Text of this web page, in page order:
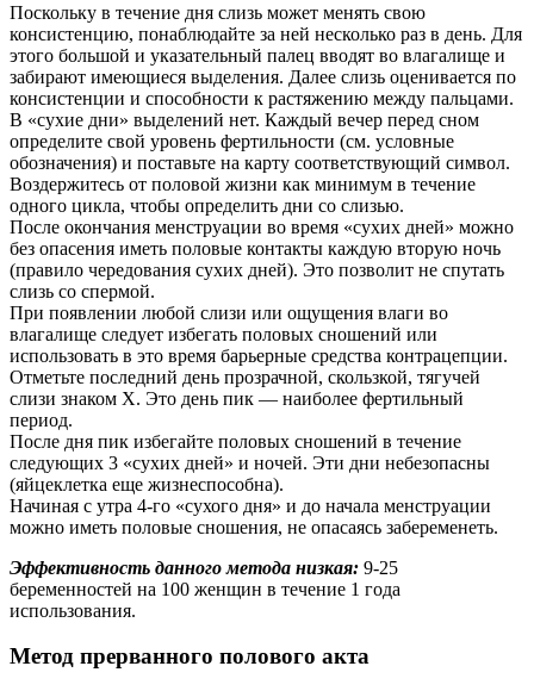
Поскольку в течение дня слизь может менять свою
консистенцию, понаблюдайте за ней несколько раз в день. Для
этого большой и указательный палец вводят во влагалище и
забирают имеющиеся выделения. Далее слизь оценивается по
консистенции и способности к растяжению между пальцами.
В «сухие дни» выделений нет. Каждый вечер перед сном
определите свой уровень фертильности (см. условные
обозначения) и поставьте на карту соответствующий символ.
Воздержитесь от половой жизни как минимум в течение
одного цикла, чтобы определить дни со слизью.
После окончания менструации во время «сухих дней» можно
без опасения иметь половые контакты каждую вторую ночь
(правило чередования сухих дней). Это позволит не спутать
слизь со спермой.
При появлении любой слизи или ощущения влаги во
влагалище следует избегать половых сношений или
использовать в это время барьерные средства контрацепции.
Отметьте последний день прозрачной, скользкой, тягучей
слизи знаком Х. Это день пик — наиболее фертильный
период.
После дня пик избегайте половых сношений в течение
следующих 3 «сухих дней» и ночей. Эти дни небезопасны
(яйцеклетка еще жизнеспособна).
Начиная с утра 4-го «сухого дня» и до начала менструации
можно иметь половые сношения, не опасаясь забеременеть.
Эффективность данного метода низкая: 9-25
беременностей на 100 женщин в течение 1 года
использования.
Метод прерванного полового акта